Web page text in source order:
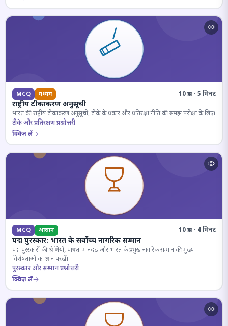
MCQ मध्यम 10 प्रश्न · 5 मिनट
राष्ट्रीय टीकाकरण अनुसूची
भारत की राष्ट्रीय टीकाकरण अनुसूची, टीके के प्रकार और प्रतिरक्षा नीति की समझ परीक्षा के लिए।
टीके और प्रतिरक्षण प्रश्नोत्तरी
क्विज़ लें
MCQ आसान 10 प्रश्न · 4 मिनट
पद्म पुरस्कार: भारत के सर्वोच्च नागरिक सम्मान
पद्म पुरस्कारों की श्रेणियों, पात्रता मानदंड और भारत के प्रमुख नागरिक सम्मान की मुख्य
विशेषताओं का ज्ञान परखें।
पुरस्कार और सम्मान प्रश्नोत्तरी
क्विज़ लें